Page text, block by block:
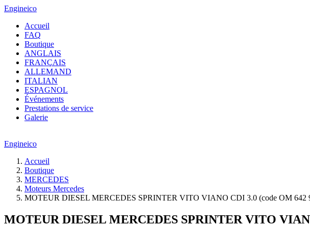
Engineico
Accueil
FAQ
Boutique
ANGLAIS
FRANÇAIS
ALLEMAND
ITALIAN
ESPAGNOL
Événements
Prestations de service
Galerie
Engineico
Accueil
Boutique
MERCEDES
Moteurs Mercedes
MOTEUR DIESEL MERCEDES SPRINTER VITO VIANO CDI 3.0 (code OM 642
MOTEUR DIESEL MERCEDES SPRINTER VITO